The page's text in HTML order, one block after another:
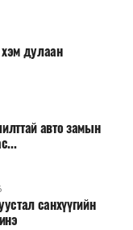
өгөх
“Монгол
тухай
онцоллоо.
захирагч нарт
амралт, зугаалга,
хэмжээг зохион
орон тоо бий
төрийн албан
ажиллуулах арга
дулаан
авто замын
санхүүгийн